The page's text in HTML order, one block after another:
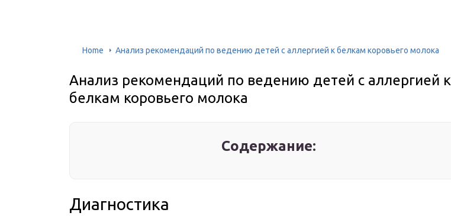
Home Анализ рекомендаций по ведению детей с аллергией к белкам коровьего молока
Анализ рекомендаций по ведению детей с аллергией к
белкам коровьего молока
Содержание:
Диагностика